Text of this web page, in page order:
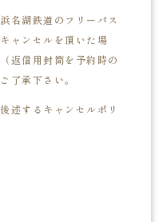
名湖鉄道のフリーパス
ャンセルを頂いた場
返信用封筒を予約時の
了承下さい。
述するキャンセルポリ